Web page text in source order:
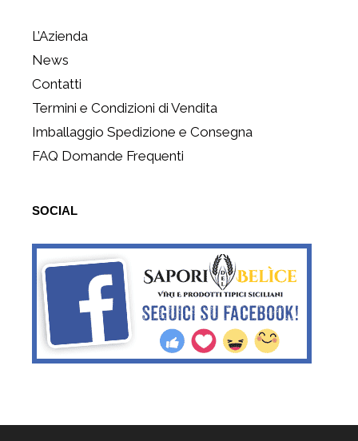
L’Azienda
News
Contatti
Termini e Condizioni di Vendita
Imballaggio Spedizione e Consegna
FAQ Domande Frequenti
SOCIAL